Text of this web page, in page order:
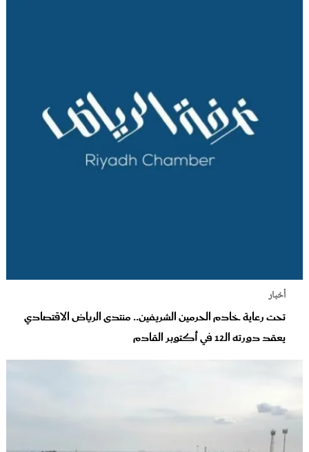
أخبار
تحت رعاية خادم الحرمين الشريفين.. منتدى الرياض الاقتصادي
يعقد دورته الـ12 في أكتوبر القادم